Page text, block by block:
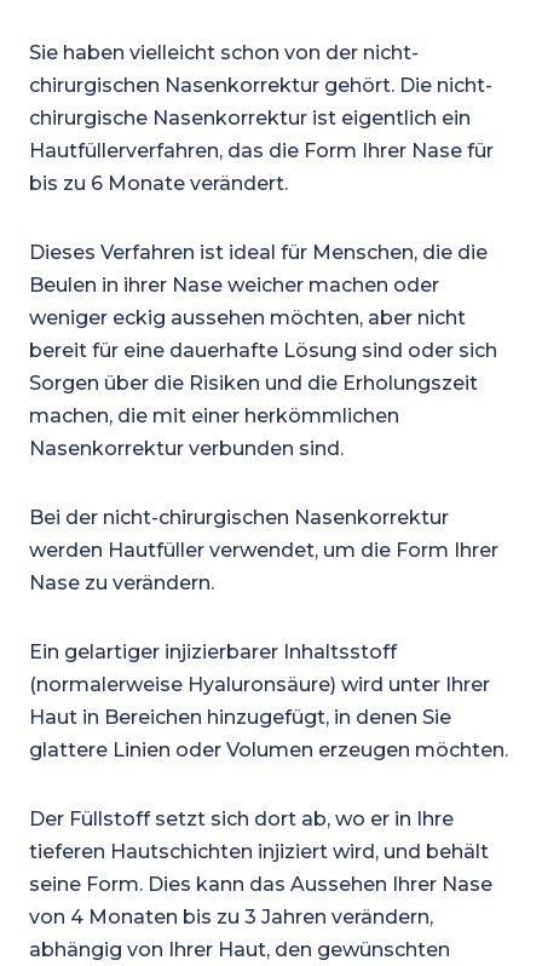
Sie haben vielleicht schon von der nicht-
chirurgischen Nasenkorrektur gehört. Die nicht-
chirurgische Nasenkorrektur ist eigentlich ein
Hautfüllerverfahren, das die Form Ihrer Nase für
bis zu 6 Monate verändert.
Dieses Verfahren ist ideal für Menschen, die die
Beulen in ihrer Nase weicher machen oder
weniger eckig aussehen möchten, aber nicht
bereit für eine dauerhafte Lösung sind oder sich
Sorgen über die Risiken und die Erholungszeit
machen, die mit einer herkömmlichen
Nasenkorrektur verbunden sind.
Bei der nicht-chirurgischen Nasenkorrektur
werden Hautfüller verwendet, um die Form Ihrer
Nase zu verändern.
Ein gelartiger injizierbarer Inhaltsstoff
(normalerweise Hyaluronsäure) wird unter Ihrer
Haut in Bereichen hinzugefügt, in denen Sie
glattere Linien oder Volumen erzeugen möchten.
Der Füllstoff setzt sich dort ab, wo er in Ihre
tieferen Hautschichten injiziert wird, und behält
seine Form. Dies kann das Aussehen Ihrer Nase
von 4 Monaten bis zu 3 Jahren verändern,
abhängig von Ihrer Haut, den gewünschten